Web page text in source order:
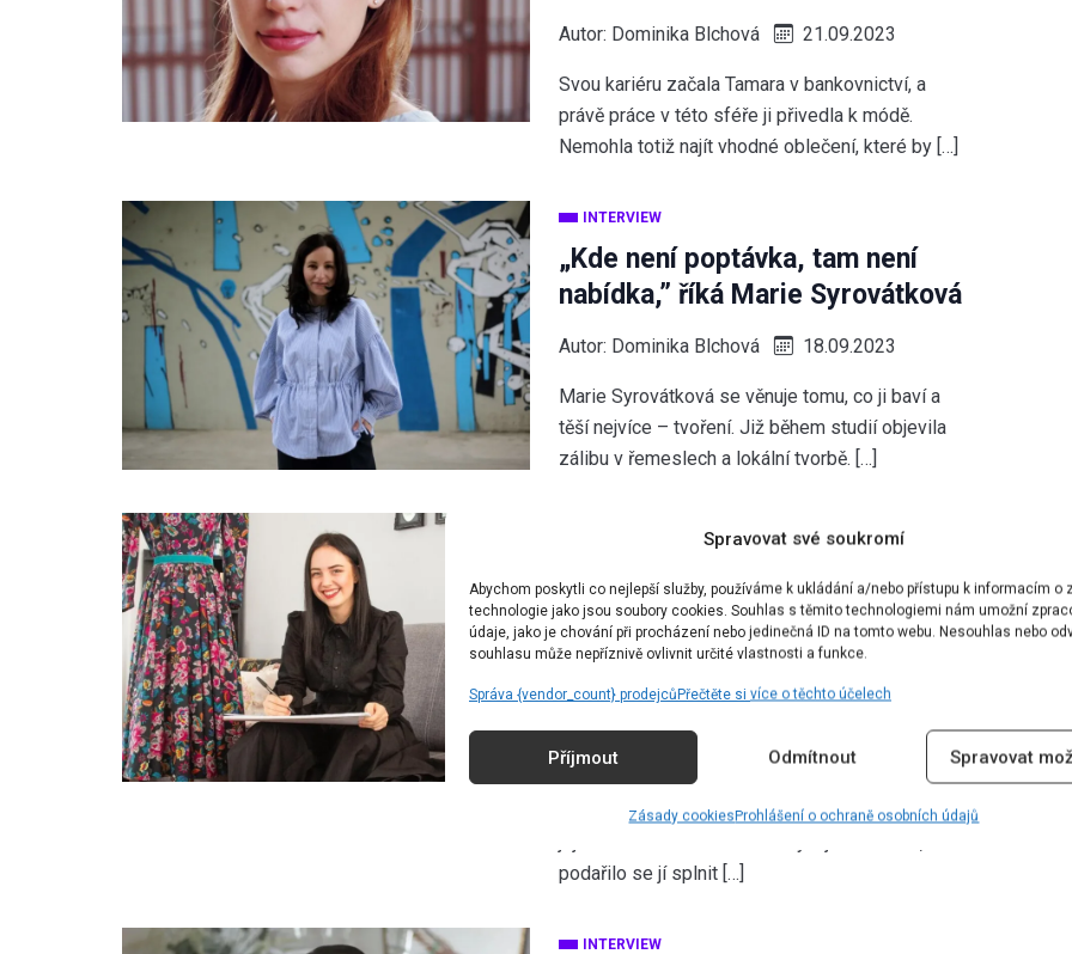
Spravovat své soukromí
Abychom poskytli co nejlepší služby, používáme k ukládání a/nebo přístupu k informacím o
technologie jako jsou soubory cookies. Souhlas s těmito technologiemi nám umožní
údaje, jako je chování při procházení nebo jedinečná ID na tomto webu. Nesouhlas nebo
souhlasu může nepříznivě ovlivnit určité vlastnosti a funkce.
Správa {vendor_count} prodejcůPřečtěte si více o těchto účelech
Příjmout Odmítnout Spravovat
Zásady cookiesProhlášení o ochraně osobních údajů
Autor: Dominika Blchová 21.09.2023
Svou kariéru začala Tamara v bankovnictví, a
právě práce v této sféře ji přivedla k módě.
Nemohla totiž najít vhodné oblečení, které by […]
INTERVIEW
„Kde není poptávka, tam není
nabídka,” říká Marie Syrovátková
Autor: Dominika Blchová 18.09.2023
Marie Syrovátková se věnuje tomu, co ji baví a
těší nejvíce – tvoření. Již během studií objevila
zálibu v řemeslech a lokální tvorbě. […]
době je snadné být
overdressed,” říká Veronika
Autor:Dominika Blchová
Veronika Szalai Miháliková je návrhářka,
ilustrátorka a švadlena v jedné osobě. Přestože
podařilo se jí splnit […]
INTERVIEW